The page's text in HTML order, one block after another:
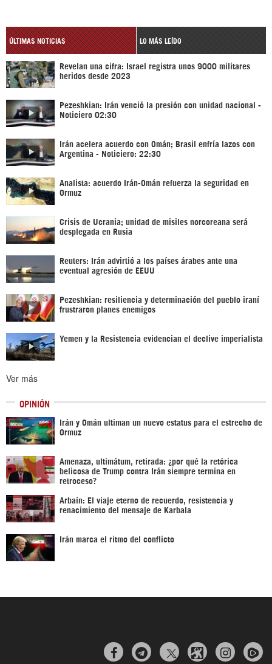
ÚLTIMAS NOTICIAS LO MÁS LEÍDO
Revelan una cifra: Israel registra unos 9000 militares
heridos desde 2023
Pezeshkian: Irán venció la presión con unidad nacional -
Noticiero 02:30
Irán acelera acuerdo con Omán; Brasil enfría lazos con
Argentina - Noticiero: 22:30
Analista: acuerdo Irán-Omán refuerza la seguridad en
Ormuz
Crisis de Ucrania; unidad de misiles norcoreana será
desplegada en Rusia
Reuters: Irán advirtió a los países árabes ante una
eventual agresión de EEUU
Pezeshkian: resiliencia y determinación del pueblo iraní
frustraron planes enemigos
Yemen y la Resistencia evidencian el declive imperialista
Ver más
OPINIÓN
Irán y Omán ultiman un nuevo estatus para el estrecho de
Ormuz
Amenaza, ultimátum, retirada: ¿por qué la retórica
belicosa de Trump contra Irán siempre termina en
retroceso?
Arbaín: El viaje eterno de recuerdo, resistencia y
renacimiento del mensaje de Karbala
Irán marca el ritmo del conflicto
  